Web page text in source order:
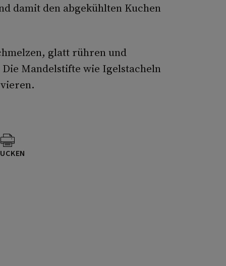
damit den abgekühlten Kuchen
glatt rühren und
Mandelstifte wie Igelstacheln